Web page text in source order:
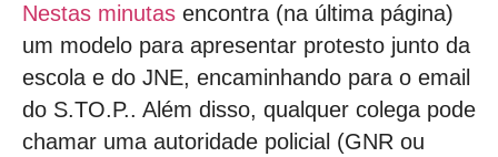
Nestas minutas encontra (na última página)
um modelo para apresentar protesto junto da
escola e do JNE, encaminhando para o email
do S.TO.P.. Além disso, qualquer colega pode
chamar uma autoridade policial (GNR ou